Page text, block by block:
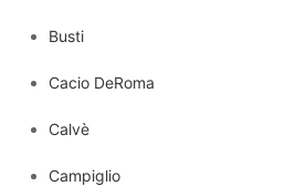
Busti
Cacio DeRoma
Calvè
Campiglio